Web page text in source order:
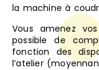
la machine à
Vous amenez
possible de
fonction des
l’atelier